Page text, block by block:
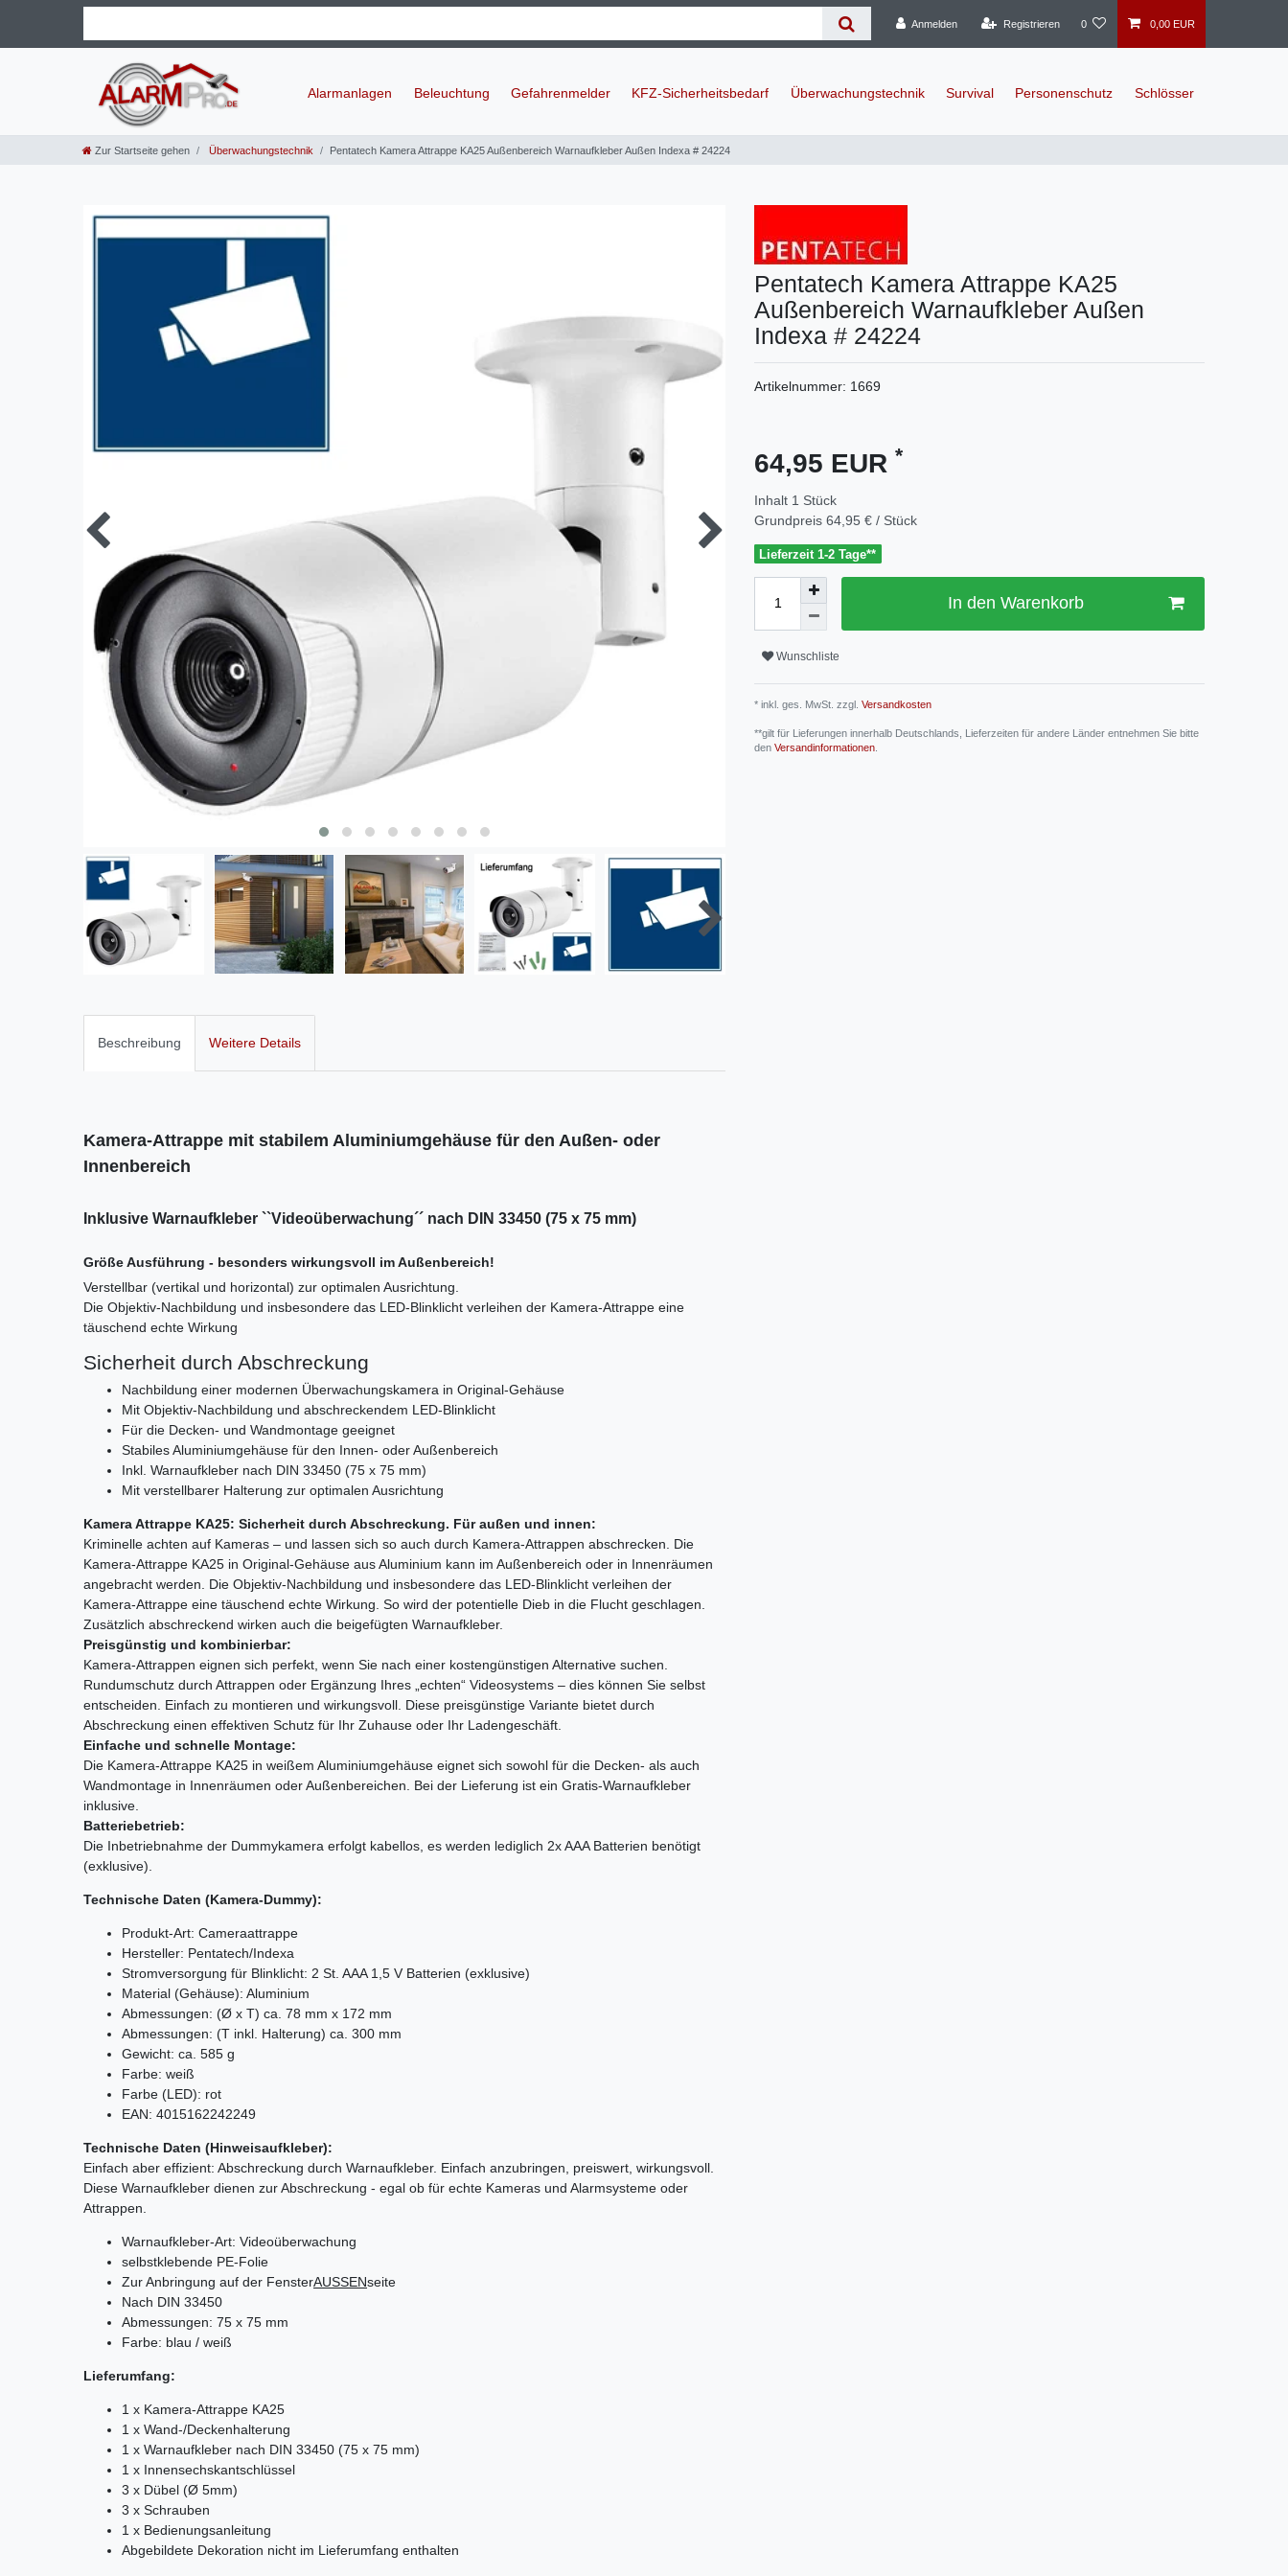
Anmelden Registrieren 0 0,00 EUR
Alarmanlagen Beleuchtung Gefahrenmelder KFZ-Sicherheitsbedarf Überwachungstechnik Survival Personenschutz Schlösser
Zur Startseite gehen Überwachungstechnik Pentatech Kamera Attrappe KA25 Außenbereich Warnaufkleber Außen Indexa # 24224
Beschreibung Weitere Details
Kamera-Attrappe mit stabilem Aluminiumgehäuse für den Außen- oder
Innenbereich
Inklusive Warnaufkleber ``Videoüberwachung´´ nach DIN 33450 (75 x 75 mm)
Größe Ausführung - besonders wirkungsvoll im Außenbereich!
Verstellbar (vertikal und horizontal) zur optimalen Ausrichtung.
Die Objektiv-Nachbildung und insbesondere das LED-Blinklicht verleihen der Kamera-Attrappe eine
täuschend echte Wirkung
Sicherheit durch Abschreckung
Nachbildung einer modernen Überwachungskamera in Original-Gehäuse
Mit Objektiv-Nachbildung und abschreckendem LED-Blinklicht
Für die Decken- und Wandmontage geeignet
Stabiles Aluminiumgehäuse für den Innen- oder Außenbereich
Inkl. Warnaufkleber nach DIN 33450 (75 x 75 mm)
Mit verstellbarer Halterung zur optimalen Ausrichtung
Kamera Attrappe KA25: Sicherheit durch Abschreckung. Für außen und innen:
Kriminelle achten auf Kameras – und lassen sich so auch durch Kamera-Attrappen abschrecken. Die
Kamera-Attrappe KA25 in Original-Gehäuse aus Aluminium kann im Außenbereich oder in Innenräumen
angebracht werden. Die Objektiv-Nachbildung und insbesondere das LED-Blinklicht verleihen der
Kamera-Attrappe eine täuschend echte Wirkung. So wird der potentielle Dieb in die Flucht geschlagen.
Zusätzlich abschreckend wirken auch die beigefügten Warnaufkleber.
Preisgünstig und kombinierbar:
Kamera-Attrappen eignen sich perfekt, wenn Sie nach einer kostengünstigen Alternative suchen.
Rundumschutz durch Attrappen oder Ergänzung Ihres „echten“ Videosystems – dies können Sie selbst
entscheiden. Einfach zu montieren und wirkungsvoll. Diese preisgünstige Variante bietet durch
Abschreckung einen effektiven Schutz für Ihr Zuhause oder Ihr Ladengeschäft.
Einfache und schnelle Montage:
Die Kamera-Attrappe KA25 in weißem Aluminiumgehäuse eignet sich sowohl für die Decken- als auch
Wandmontage in Innenräumen oder Außenbereichen. Bei der Lieferung ist ein Gratis-Warnaufkleber
inklusive.
Batteriebetrieb:
Die Inbetriebnahme der Dummykamera erfolgt kabellos, es werden lediglich 2x AAA Batterien benötigt
(exklusive).
Technische Daten (Kamera-Dummy):
Produkt-Art: Cameraattrappe
Hersteller: Pentatech/Indexa
Stromversorgung für Blinklicht: 2 St. AAA 1,5 V Batterien (exklusive)
Material (Gehäuse): Aluminium
Abmessungen: (Ø x T) ca. 78 mm x 172 mm
Abmessungen: (T inkl. Halterung) ca. 300 mm
Gewicht: ca. 585 g
Farbe: weiß
Farbe (LED): rot
EAN: 4015162242249
Technische Daten (Hinweisaufkleber):
Einfach aber effizient: Abschreckung durch Warnaufkleber. Einfach anzubringen, preiswert, wirkungsvoll.
Diese Warnaufkleber dienen zur Abschreckung - egal ob für echte Kameras und Alarmsysteme oder
Attrappen.
Warnaufkleber-Art: Videoüberwachung
selbstklebende PE-Folie
Zur Anbringung auf der FensterAUSSENseite
Nach DIN 33450
Abmessungen: 75 x 75 mm
Farbe: blau / weiß
Lieferumfang:
1 x Kamera-Attrappe KA25
1 x Wand-/Deckenhalterung
1 x Warnaufkleber nach DIN 33450 (75 x 75 mm)
1 x Innensechskantschlüssel
3 x Dübel (Ø 5mm)
3 x Schrauben
1 x Bedienungsanleitung
Abgebildete Dekoration nicht im Lieferumfang enthalten
Pentatech Kamera Attrappe KA25
Außenbereich Warnaufkleber Außen
Indexa # 24224
Artikelnummer: 1669
64,95 EUR *
Inhalt 1 Stück
Grundpreis 64,95 € / Stück
Lieferzeit 1-2 Tage**
In den Warenkorb
Wunschliste
* inkl. ges. MwSt. zzgl. Versandkosten
**gilt für Lieferungen innerhalb Deutschlands, Lieferzeiten für andere Länder entnehmen Sie bitte
den Versandinformationen